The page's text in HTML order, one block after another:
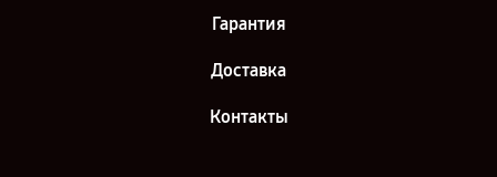
Гарантия
Доставка
Контакты